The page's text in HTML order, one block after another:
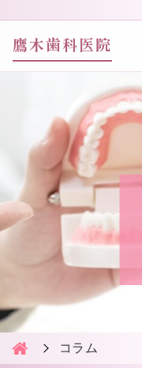
鷹木歯科医院
コラム